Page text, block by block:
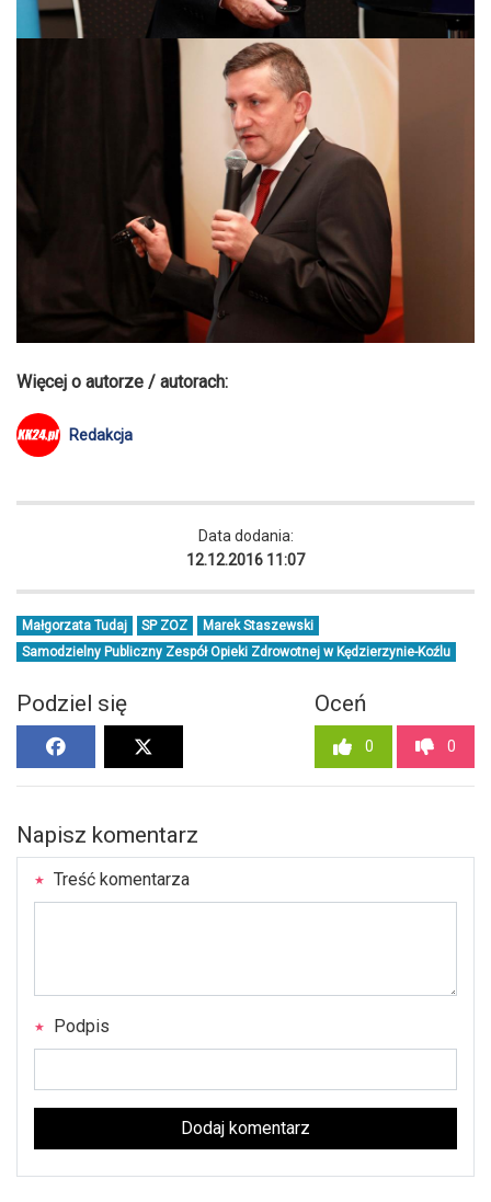
Więcej o autorze / autorach:
Redakcja
Data dodania:
12.12.2016 11:07
Małgorzata Tudaj SP ZOZ
Marek Staszewski
Samodzielny Publiczny Zespół Opieki Zdrowotnej w Kędzierzynie-Koźlu
Podziel się Oceń
0 0
Napisz komentarz
Treść komentarza
Podpis
Dodaj komentarz